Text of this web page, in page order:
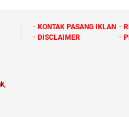
KONTAK PASANG IKLAN
DISCLAIMER